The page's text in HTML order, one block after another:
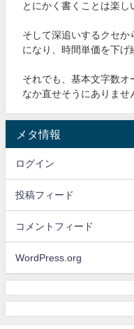
とにかく書くことは楽し
そして深追いするクセ
になり、時間単価を下げ
それでも、基本文字数
なか直せそうにありませ
メタ情報
ログイン
投稿フィード
コメントフィード
WordPress.org